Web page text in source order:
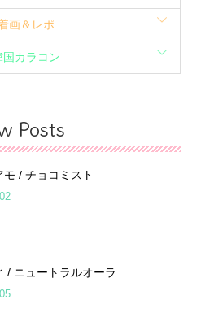
画＆レポ
国カラコン
Posts
モ / チョコミスト
/ ニュートラルオーラ